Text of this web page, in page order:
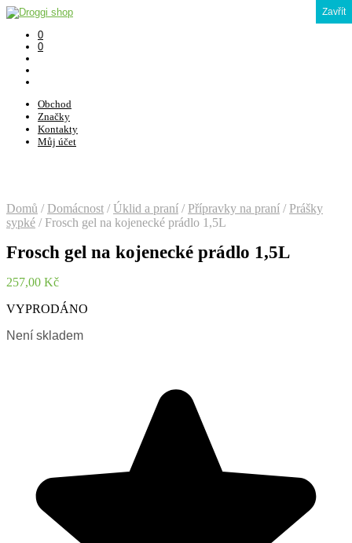
0
0
Obchod
Značky
Kontakty
Můj účet
Domů / Domácnost / Úklid a praní / Přípravky na praní / Prášky
sypké /Frosch gel na kojenecké prádlo 1,5L
Frosch gel na kojenecké prádlo 1,5L
257,00 Kč
VYPRODÁNO
Není skladem
Zavřít